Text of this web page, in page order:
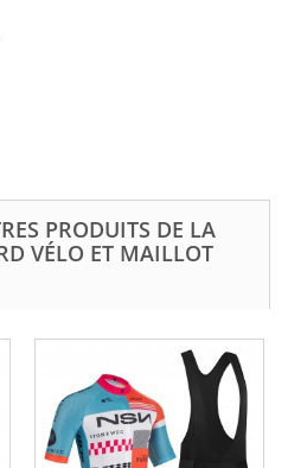
PRODUITS DE LA
VÉLO ET MAILLOT